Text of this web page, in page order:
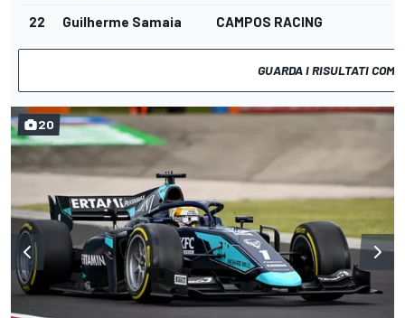
22 Guilherme Samaia CAMPOS RACING
GUARDA I RISULTATI
20